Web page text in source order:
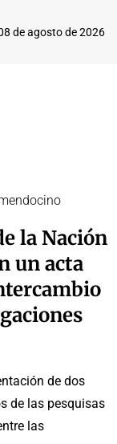
de agosto de 2026
la Nación
un acta
de dos
de las pesquisas
las